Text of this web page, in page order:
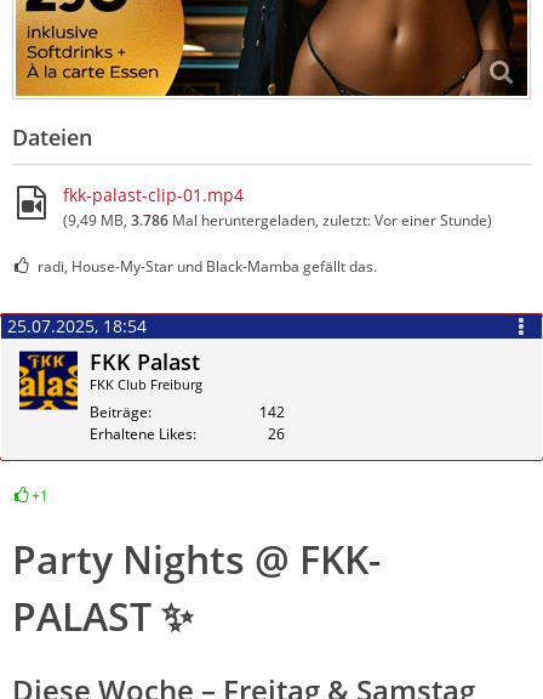
Dateien
fkk-palast-clip-01.mp4
(9,49 MB, 3.786 Mal heruntergeladen, zuletzt:Vor einer Stunde)
radi, House-My-Star und Black-Mamba gefällt das.
25.07.2025, 18:54
FKK Palast
FKK Club Freiburg
Beiträge
142
Erhaltene Likes
26
+1
Party Nights @ FKK-
PALAST ✨
Diese Woche – Freitag & Samstag